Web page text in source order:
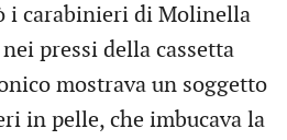
i carabinieri di Molinella
pressi della cassetta
mostrava un soggetto
in pelle, che imbucava la